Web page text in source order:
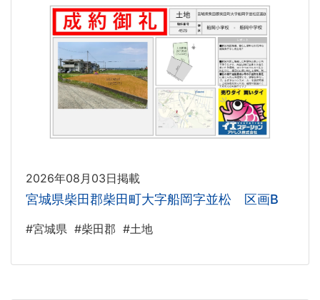
2026年08月03日掲載
宮城県柴田郡柴田町大字船岡字並松 区画B
#宮城県 #柴田郡 #土地